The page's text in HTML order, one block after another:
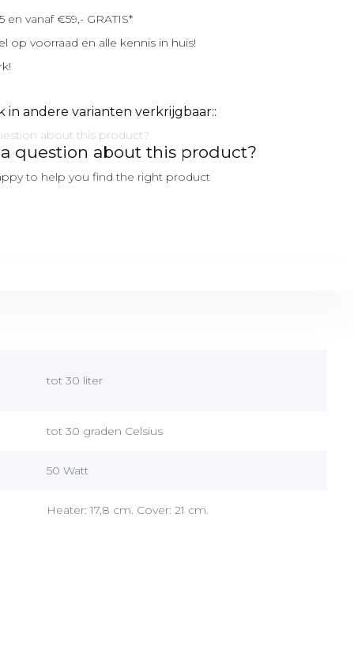
en vanaf €59,- GRATIS*
op voorraad en alle kennis in huis!
in andere varianten verkrijgbaar::
question about this product?
to help you find the right product
tot 30 liter
tot 30 graden Celsius
50 Watt
Heater: 17,8 cm. Cover: 21 cm.